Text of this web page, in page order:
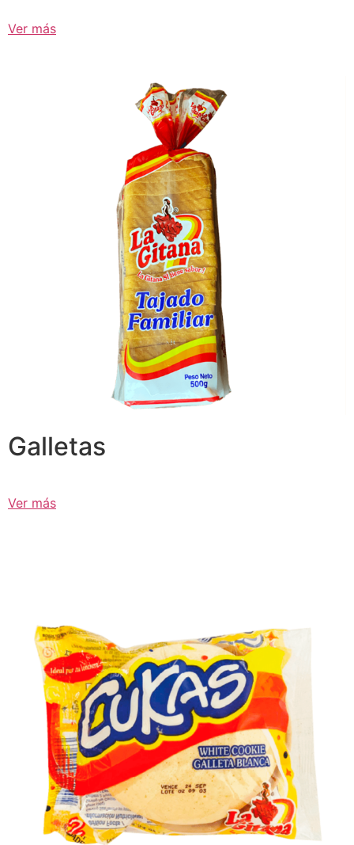
Ver más
Galletas
Ver más